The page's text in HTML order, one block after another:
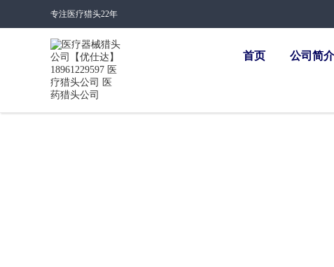
专注医疗猎头22年
首页 公司简介